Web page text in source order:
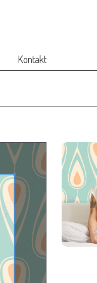
Kontakt